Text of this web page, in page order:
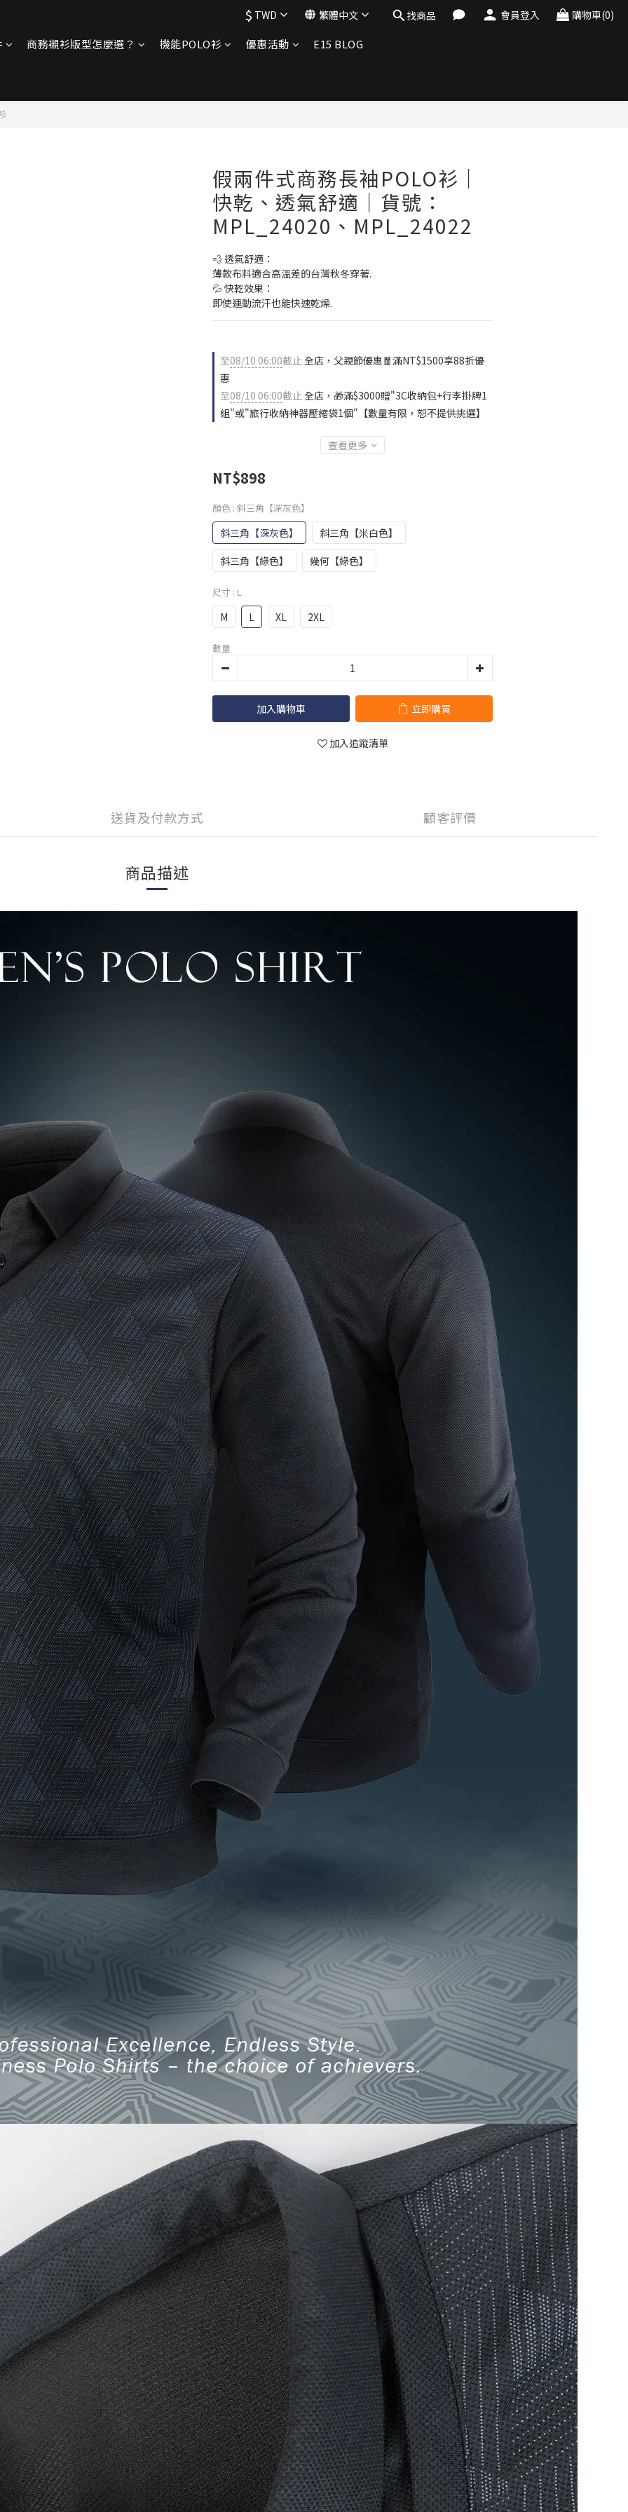
$ TWD 繁體中文 找商品 會員登入 購物車(0)
商務襯衫版型怎麼選？ 機能POLO衫 優惠活動 E15 BLOG
假兩件式商務長袖POLO衫｜
快乾、透氣舒適│貨號：
MPL_24020、MPL_24022
💨 透氣舒適：
薄款布料適合高溫差的台灣秋冬穿著.
💦 快乾效果：
即使運動流汗也能快速乾燥.
至08/10 06:00截止全店，父親節優惠🧧滿NT$1500享88折優
惠
至08/10 06:00截止全店，🎁滿$3000贈"3C收納包+行李掛牌1
組"或"旅行收納神器壓縮袋1個"【數量有限，恕不提供挑選】
查看更多
NT$898
顏色 : 斜三角【深灰色】
斜三角【深灰色】
斜三角【米白色】
斜三角【綠色】
幾何【綠色】
尺寸 : L
M L XL 2XL
數量
加入購物車 立即購買
加入追蹤清單
送貨及付款方式 顧客評價
商品描述